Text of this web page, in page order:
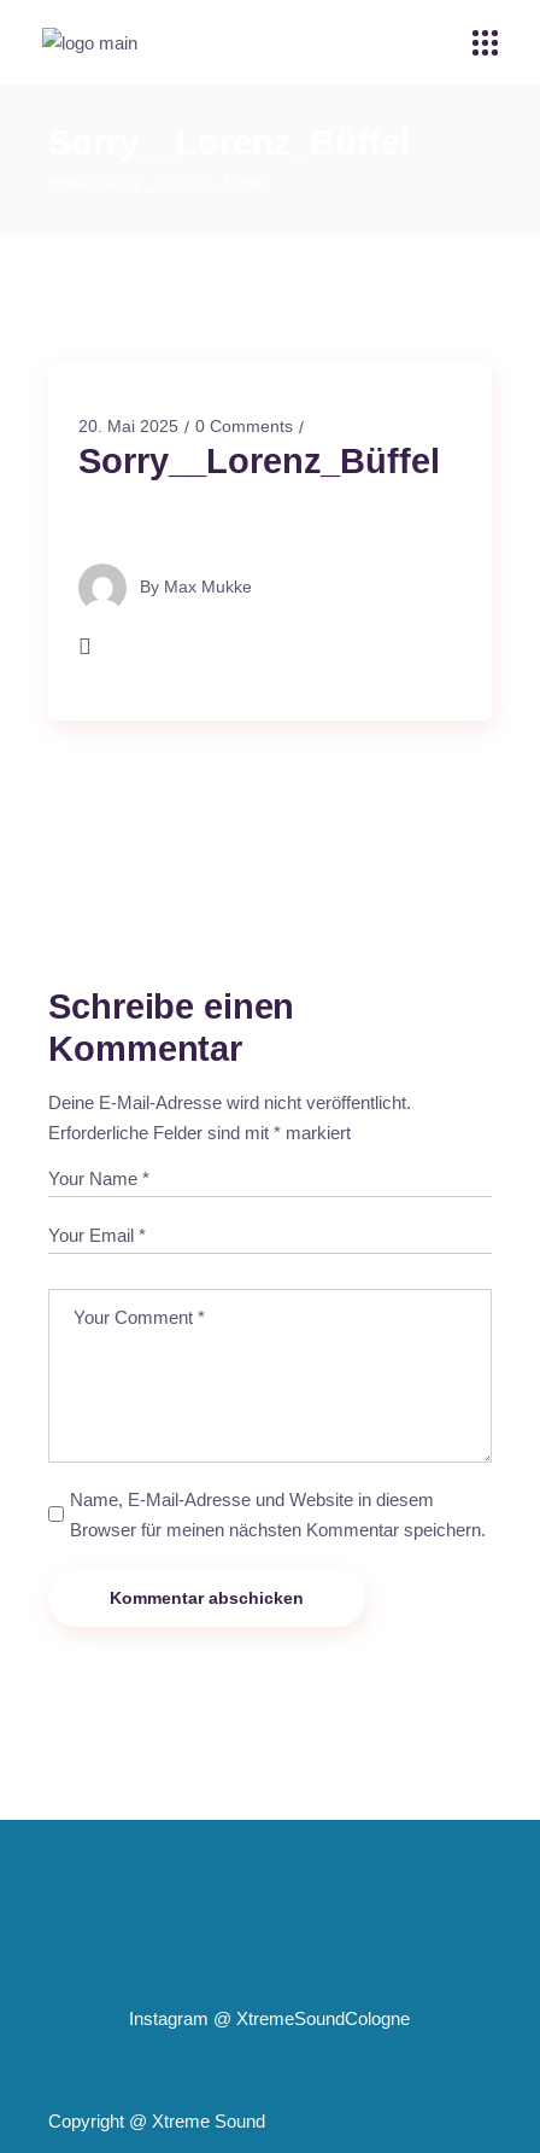
20. Mai 2025 0 Comments
Sorry__Lorenz_Büffel
By Max Mukke
Schreibe einen
Kommentar
Deine E-Mail-Adresse wird nicht veröffentlicht.
Erforderliche Felder sind mit* markiert
Name, E-Mail-Adresse und Website in diesem
Browser für meinen nächsten Kommentar speichern.
Kommentar abschicken
Instagram @ XtremeSoundCologne
Copyright @ Xtreme Sound